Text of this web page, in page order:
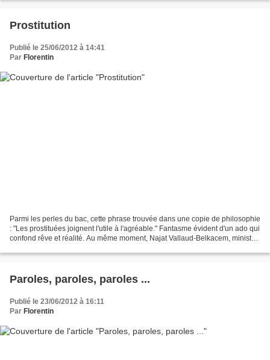
Prostitution
Publié le 25/06/2012 à 14:41
Par Florentin
Parmi les perles du bac, cette phrase trouvée dans une copie de philosophie
: "Les prostituées joignent l'utile à l'agréable." Fantasme évident d'un ado qui
confond rêve et réalité. Au même moment, Najat Vallaud-Belkacem, ministre
Paroles, paroles, paroles ...
Publié le 23/06/2012 à 16:11
Par Florentin